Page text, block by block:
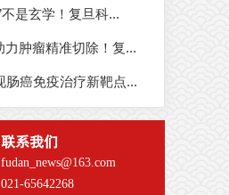
联系我们
fudan_news@163.com
021-65642268